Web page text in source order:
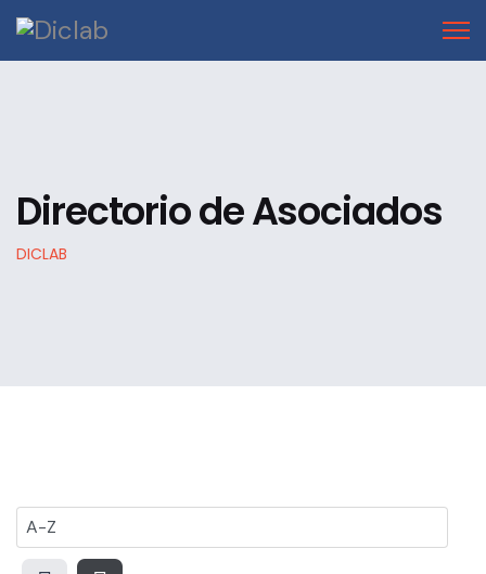
Directorio de Asociados
DICLAB